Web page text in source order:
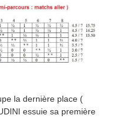
la dernière place (
essuie sa première